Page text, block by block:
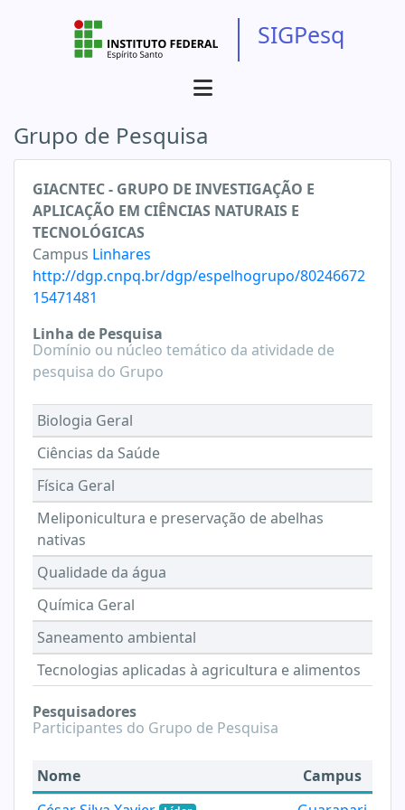
SIGPesq
Grupo de Pesquisa
GIACNTEC - GRUPO DE INVESTIGAÇÃO E
APLICAÇÃO EM CIÊNCIAS NATURAIS E
TECNOLÓGICAS
Campus Linhares
http://dgp.cnpq.br/dgp/espelhogrupo/80246672
15471481
Linha de Pesquisa
Domínio ou núcleo temático da atividade de
pesquisa do Grupo
Biologia Geral
Ciências da Saúde
Física Geral
Meliponicultura e preservação de abelhas
nativas
Qualidade da água
Química Geral
Saneamento ambiental
Tecnologias aplicadas à agricultura e alimentos
Pesquisadores
Participantes do Grupo de Pesquisa
Nome
Campus